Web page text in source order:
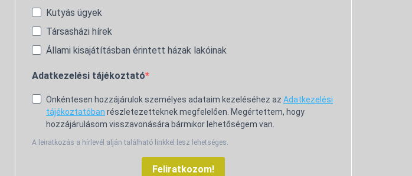
Kutyás ügyek
Társasházi hírek
Állami kisajátításban érintett házak lakóinak
Adatkezelési tájékoztató
Önkéntesen hozzájárulok személyes adataim kezeléséhez az Adatkezelési
tájékoztatóban részletezetteknek megfelelően. Megértettem, hogy
hozzájárulásom visszavonására bármikor lehetőségem van.
A leiratkozás a hírlevél alján található linkkel lesz lehetséges.
Feliratkozom!